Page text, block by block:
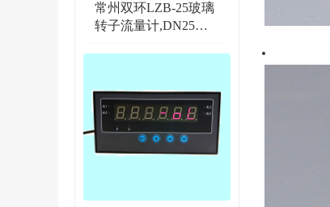
常州双环LZB-25玻璃
转子流量计,DN25法